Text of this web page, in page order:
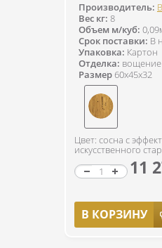
Производитель:
Вес кг: 8
Объем м/куб:
Срок поставки: В
Упаковка: Картон
Отделка: вощение
Размер 60x45x32
Цвет: сосна с
искусственного
11
В КОРЗИНУ